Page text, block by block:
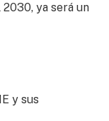
ya será un
y sus